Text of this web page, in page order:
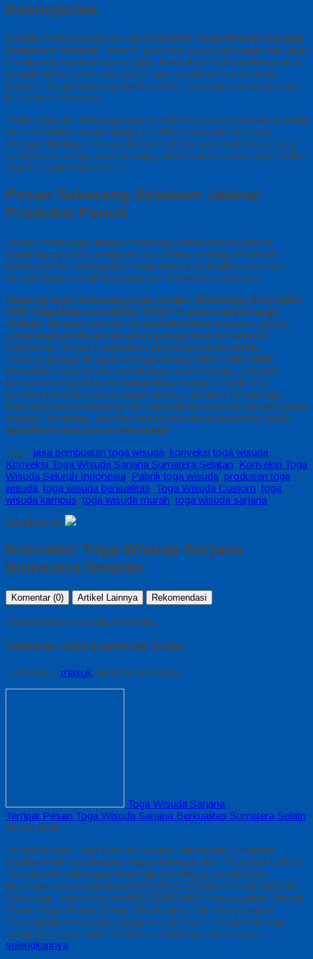
Kesimpulan
Apabila Anda sedang mencari Konveksi Toga Wisuda Sarjana
Sumatera Selatan, memilih penyedia yang berpengalaman akan
memberikan banyak keuntungan. Anda akan memperoleh produk
dengan bahan premium, jahitan rapi, desain sesuai identitas
kampus, harga langsung dari konveksi, serta layanan pengiriman
ke seluruh Indonesia.
Tidak hanya itu, kami juga siap membantu proses konsultasi mulai
dari penentuan desain hingga produksi dalam jumlah besar.
Dengan dukungan tenaga profesional dan sistem produksi yang
terorganisir, setiap pesanan dapat diselesaikan secara tepat waktu
tanpa mengurangi kualitas.
Pesan Sekarang Sebelum Jadwal
Produksi Penuh
Jangan menunggu hingga mendekati jadwal wisuda karena
kapasitas produksi setiap periode sangat terbatas. Pastikan
kampus Anda mendapatkan toga wisuda berkualitas premium
dengan harga terbaik langsung dari konveksi terpercaya.
Hubungi kami sekarang juga melalui WhatsApp 0812-2282-
1060. Dapatkan konsultasi GRATIS, penawaran harga
terbaik, desain custom sesuai identitas kampus, serta
pelayanan profesional untuk pengiriman ke seluruh
Indonesia. Segera amankan jadwal produksi Anda
sekarang juga dengan menghubungi 0812-2282-1060.
Semakin cepat Anda melakukan pemesanan, semakin
besar kesempatan mendapatkan harga terbaik dan
proses produksi yang tepat waktu. Jangan tunda lagi,
hubungi kami sekarang dan wujudkan prosesi wisuda yang
elegan, berkelas, dan berkesan bersama konveksi toga
wisuda terpercaya di Indonesia!
Tags: jasa pembuatan toga wisuda, konveksi toga wisuda,
Konveksi Toga Wisuda Sarjana Sumatera Selatan, Konveksi Toga
Wisuda Seluruh Indonesia, Pabrik toga wisuda, produsen toga
wisuda, toga wisuda berkualitas, Toga Wisuda Custom, toga
wisuda kampus, toga wisuda murah, toga wisuda sarjana
Bagikan ke
Konveksi Toga Wisuda Sarjana
Sumatera Selatan
Komentar (0) Artikel Lainnya Rekomendasi
Saat ini belum tersedia komentar.
Silahkan tulis komentar Anda
Anda harus masuk untuk berkomentar.
Toga Wisuda Sarjana
Tempat Pesan Toga Wisuda Sarjana Berkualitas Sumatera Selatn
16 Juli 2026
Tempat Pesan Toga Wisuda Sarjana Berkualitas Sumatera
Selatan Premium dengan Harga Sekaligus dari Produsen Utama
Tim layanan pelanggan kami siap membantu memberikan
informasi yang dibutuhkan ALFAIRUZ SERAGAM INDONESIA
WhatsApp : https://wa.me/6281222821060 Menyesuaikan Tempat
Pesan Toga Wisuda Sarjana Berkualitas Sumatera Selatan
Perlengkapan berkualitas tinggi memberikan nilai tambah bagi
setiap prosesi wisuda Kelulusan adalah hasil dari disiplin,…
selengkapnya